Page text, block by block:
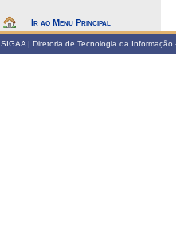
Ir ao Menu Principal
SIGAA | Diretoria de Tecnologia da